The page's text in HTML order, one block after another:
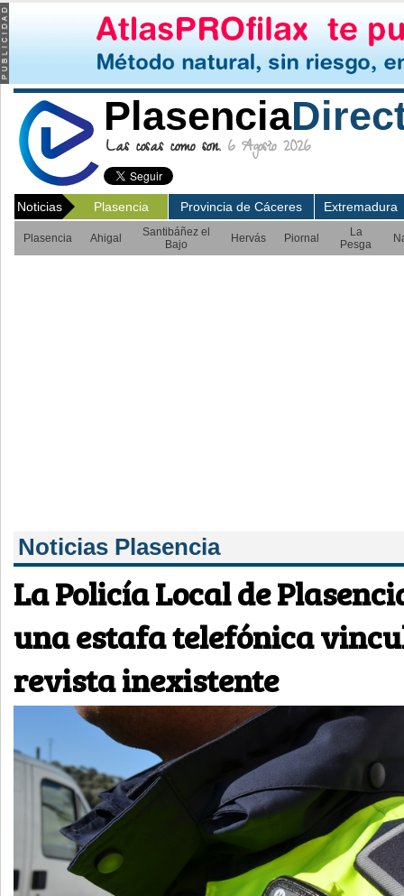
Plasencia
Las cosas como son. 6 Agosto 2026
Noticias Plasencia Provincia de Cáceres Extremadura
Plasencia Ahigal
Santibáñez el
Bajo
Hervás Piornal
La
Pesga
Noticias Plasencia
La Policía Local de
una estafa telefónica
revista inexistente